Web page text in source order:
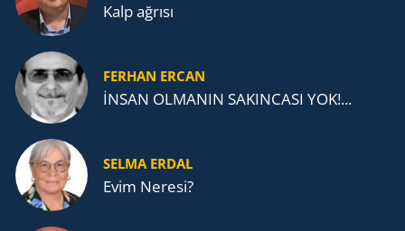
Kalp ağrısı
FERHAN ERCAN
İNSAN OLMANIN SAKINCASI YOK!...
SELMA ERDAL
Evim Neresi?